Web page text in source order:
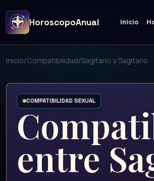
HoroscopoAnual Inicio
Inicio/Compatibilidad/Sagitario y Sagitario
COMPATIBILIDAD SEXUAL
entre